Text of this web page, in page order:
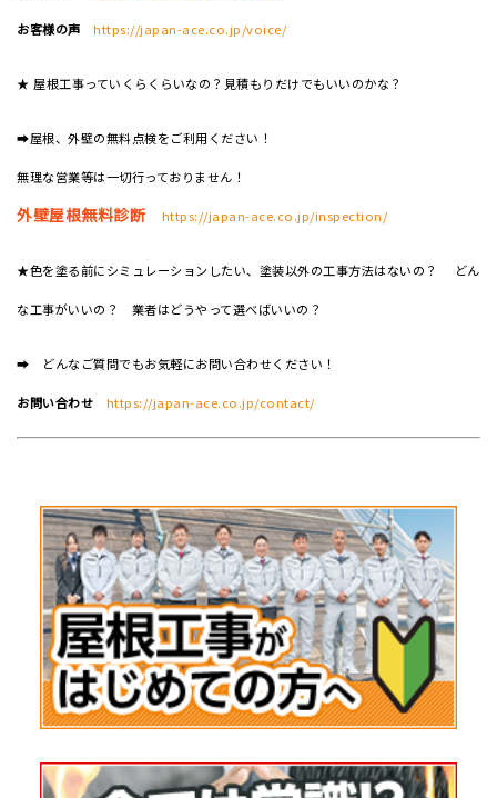
お客様の声 https://japan-ace.co.jp/voice/
★ 屋根工事っていくらくらいなの？見積もりだけでもいいのかな？
➡屋根、外壁の無料点検をご利用ください！
無理な営業等は一切行っておりません！
外壁屋根無料診断 https://japan-ace.co.jp/inspection/
★色を塗る前にシミュレーションしたい、塗装以外の工事方法はないの？ どん
な工事がいいの？ 業者はどうやって選べばいいの？
➡ どんなご質問でもお気軽にお問い合わせください！
お問い合わせ https://japan-ace.co.jp/contact/